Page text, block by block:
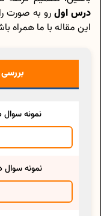
درس اول رو به صورت
این مقاله با ما همراه
نمونه سوال
نمونه سوال